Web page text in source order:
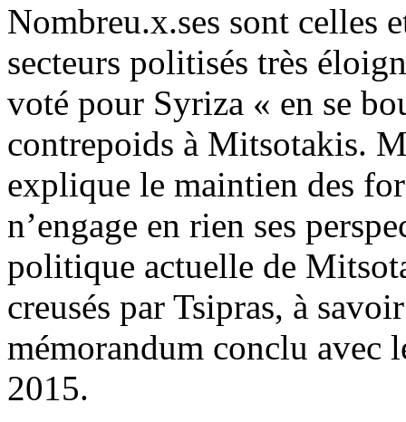
Nombreu.x.ses sont celles
secteurs politisés très
voté pour Syriza « en se
contrepoids à Mitsotakis.
explique le maintien des
n’engage en rien ses
politique actuelle de
creusés par Tsipras, à
mémorandum conclu avec
2015.